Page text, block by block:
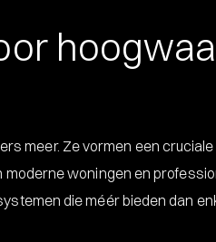
meer. Ze vormen een
woningen en
die méér bieden dan